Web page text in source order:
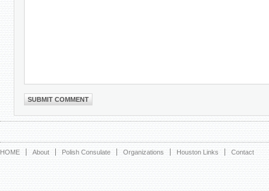
HOME About Polish Consulate Organizations Houston Links Contact